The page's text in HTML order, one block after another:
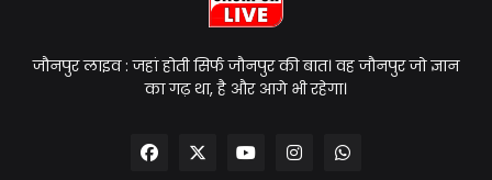
जौनपुर लाइव : जहां होती सिर्फ जौनपुर की बात। वह जौनपुर जो ज्ञान
का गढ़ था, है और आगे भी रहेगा।